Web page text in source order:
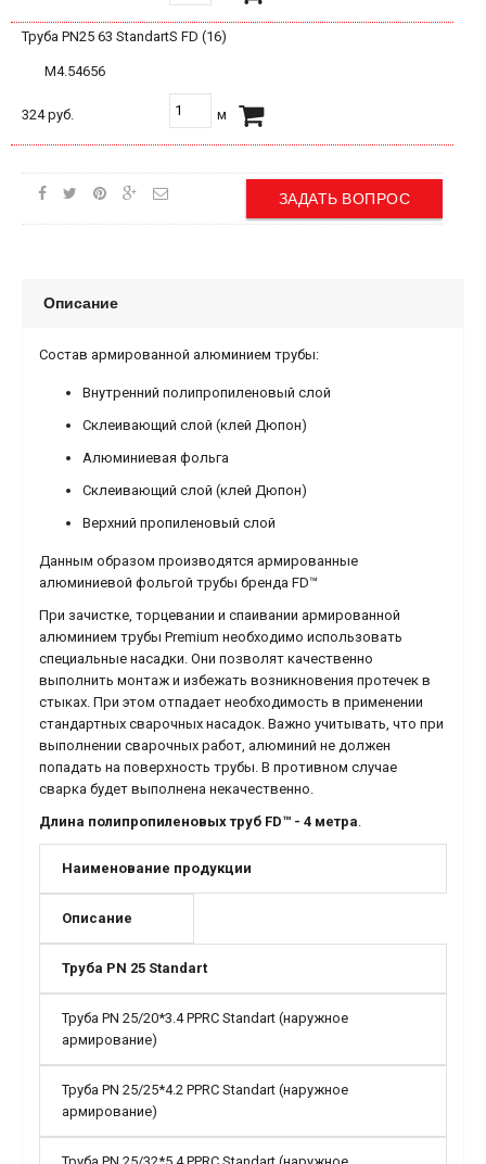
Труба PN25 63 StandartS FD (16)
М4.54656
324 руб. м
ЗАДАТЬ ВОПРОС
Описание
Состав армированной алюминием трубы:
Внутренний полипропиленовый слой
Склеивающий слой (клей Дюпон)
Алюминиевая фольга
Склеивающий слой (клей Дюпон)
Верхний пропиленовый слой
Данным образом производятся армированные
алюминиевой фольгой трубы бренда FD™
При зачистке, торцевании и спаивании армированной
алюминием трубы Premium необходимо использовать
специальные насадки. Они позволят качественно
выполнить монтаж и избежать возникновения протечек в
стыках. При этом отпадает необходимость в применении
стандартных сварочных насадок. Важно учитывать, что при
выполнении сварочных работ, алюминий не должен
попадать на поверхность трубы. В противном случае
сварка будет выполнена некачественно.
Длина полипропиленовых труб FD™ - 4 метра.
Наименование продукции
Описание
Труба PN 25 Standart
Труба PN 25/20*3.4 PPRC Standart (наружное
армирование)
Труба PN 25/25*4.2 PPRC Standart (наружное
армирование)